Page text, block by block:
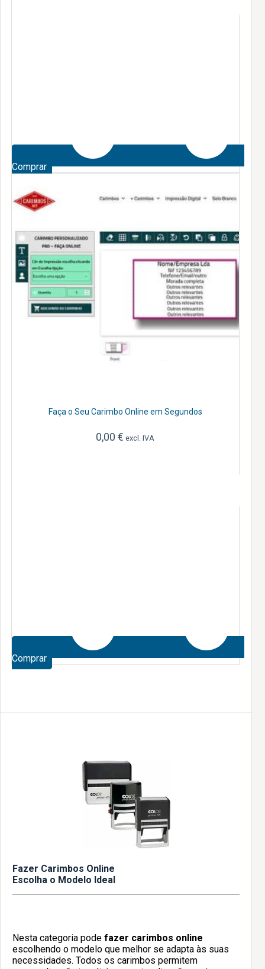
Comprar
Faça o Seu Carimbo Online em Segundos
0,00€ excl. IVA
Comprar
Fazer Carimbos Online
Escolha o Modelo Ideal
Nesta categoria pode fazer carimbos online
escolhendo o modelo que melhor se adapta às suas
necessidades. Todos os carimbos permitem